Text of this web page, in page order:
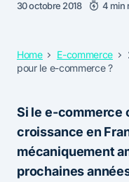
30 octobre 2018 4 min
Home E-commerce
pour le e-commerce ?
Si le e-commerce
croissance en
mécaniquement
prochaines